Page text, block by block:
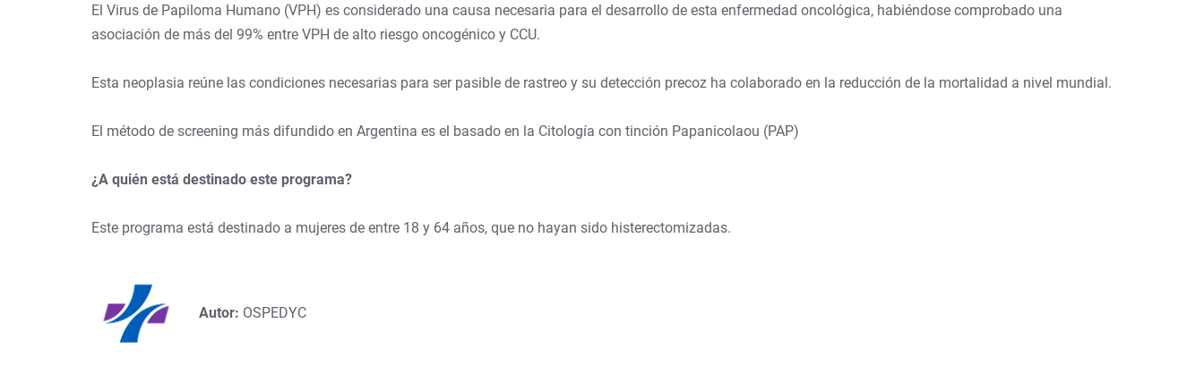
El Virus de Papiloma Humano (VPH) es considerado una causa necesaria para el desarrollo de esta enfermedad oncológica, habiéndose comprobado una
asociación de más del 99% entre VPH de alto riesgo oncogénico y CCU.
Esta neoplasia reúne las condiciones necesarias para ser pasible de rastreo y su detección precoz ha colaborado en la reducción de la mortalidad a nivel mundial.
El método de screening más difundido en Argentina es el basado en la Citología con tinción Papanicolaou (PAP)
¿A quién está destinado este programa?
Este programa está destinado a mujeres de entre 18 y 64 años, que no hayan sido histerectomizadas.
Autor: OSPEDYC